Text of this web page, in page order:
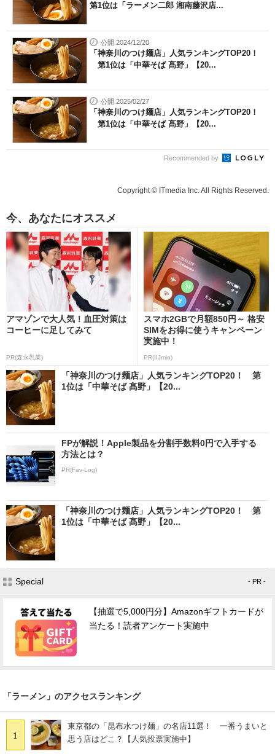
第1位は「ラーメン二郎 湘南藤沢店...
公開 2024/12/20
「神奈川のつけ麺店」人気ランキングTOP20！
第1位は「中華そば 髙野」【20...
公開 2025/02/27
「神奈川のつけ麺店」人気ランキングTOP20！
第1位は「中華そば 髙野」【20...
Recommended by
Copyright © ITmedia Inc. All Rights Reserved.
今、あなたにオススメ
アマゾンで大人気！血圧対策は
コーヒーに足してみて
PR(森永乳業)
スマホ2GBで月額850円～ 格安
SIMをお得に使うキャンペーン
実施中！
PR(IIJmio)
「神奈川のつけ麺店」人気ランキングTOP20！ 第
1位は「中華そば 髙野」【20...
FPが解説！Apple製品を分割手数料0円で入手する
方法とは？
PR(Fav-Log)
「神奈川のつけ麺店」人気ランキングTOP20！ 第
1位は「中華そば 髙野」【20...
Special - PR -
【抽選で5,000円分】Amazonギフトカードが
当たる！読者アンケート実施中
「ラーメン」のアクセスランキング
1
東京都の「昆布水つけ麺」の名店11選！ 一番うまいと
思う店はどこ？【人気投票実施中】